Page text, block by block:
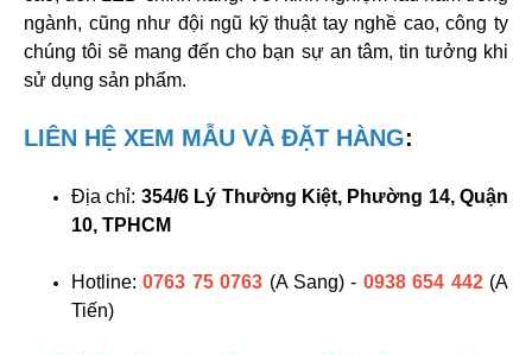
ngành, cũng như đội ngũ kỹ thuật tay nghề cao, công ty
chúng tôi sẽ mang đến cho bạn sự an tâm, tin tưởng khi
sử dụng sản phẩm.
LIÊN HỆ XEM MẪU VÀ ĐẶT HÀNG:
Địa chỉ: 354/6 Lý Thường Kiệt, Phường 14, Quận
10, TPHCM
Hotline:0763 75 0763 (A Sang) - 0938 654 442(A
Tiến)